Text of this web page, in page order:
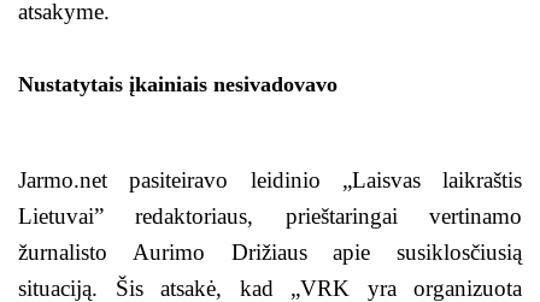
atsakyme.
Nustatytais įkainiais nesivadovavo
Jarmo.net pasiteiravo leidinio „Laisvas laikraštis
Lietuvai” redaktoriaus, prieštaringai vertinamo
žurnalisto Aurimo Drižiaus apie susiklosčiusią
situaciją. Šis atsakė, kad „VRK yra organizuota